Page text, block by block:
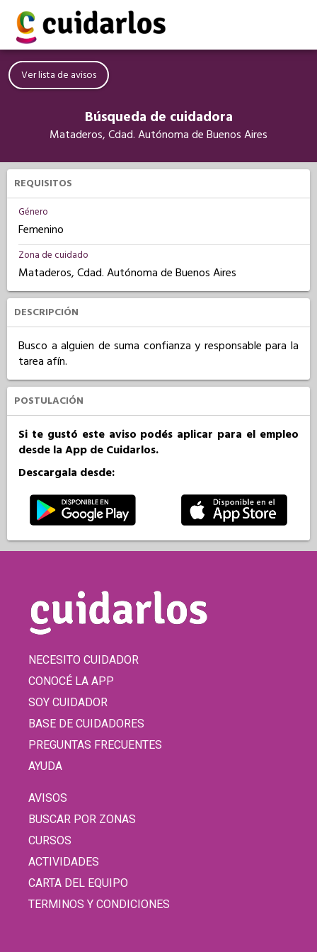
Ver lista de avisos
Búsqueda de cuidadora
Mataderos, Cdad. Autónoma de Buenos Aires
REQUISITOS
Género
Femenino
Zona de cuidado
Mataderos, Cdad. Autónoma de Buenos Aires
DESCRIPCIÓN
Busco a alguien de suma confianza y responsable para la
tarea afín.
POSTULACIÓN
Si te gustó este aviso podés aplicar para el empleo
desde la App de Cuidarlos.
Descargala desde:
NECESITO CUIDADOR
CONOCÉ LA APP
SOY CUIDADOR
BASE DE CUIDADORES
PREGUNTAS FRECUENTES
AYUDA
AVISOS
BUSCAR POR ZONAS
CURSOS
ACTIVIDADES
CARTA DEL EQUIPO
TERMINOS Y CONDICIONES